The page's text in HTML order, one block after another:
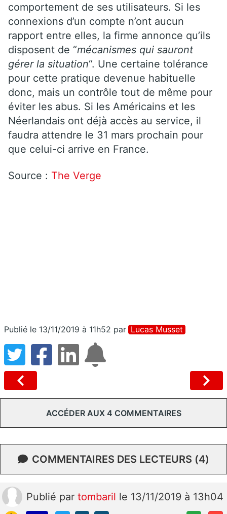
comportement de ses utilisateurs. Si les
connexions d’un compte n’ont aucun
rapport entre elles, la firme annonce qu’ils
disposent de “mécanismes qui sauront
gérer la situation“. Une certaine tolérance
pour cette pratique devenue habituelle
donc, mais un contrôle tout de même pour
éviter les abus. Si les Américains et les
Néerlandais ont déjà accès au service, il
faudra attendre le 31 mars prochain pour
que celui-ci arrive en France.
Source : The Verge
Publié le 13/11/2019 à 11h52 par Lucas Musset
ACCÉDER AUX 4 COMMENTAIRES
COMMENTAIRES DES LECTEURS (4)
Publié par tombaril le 13/11/2019 à 13h04